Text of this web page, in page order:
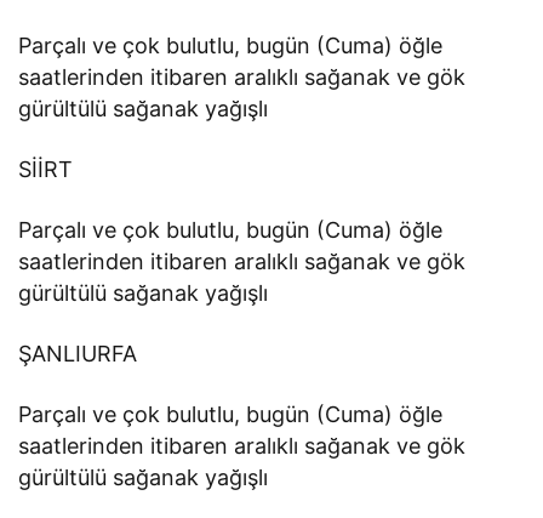
Parçalı ve çok bulutlu, bugün (Cuma) öğle
saatlerinden itibaren aralıklı sağanak ve gök
gürültülü sağanak yağışlı
SİİRT
Parçalı ve çok bulutlu, bugün (Cuma) öğle
saatlerinden itibaren aralıklı sağanak ve gök
gürültülü sağanak yağışlı
ŞANLIURFA
Parçalı ve çok bulutlu, bugün (Cuma) öğle
saatlerinden itibaren aralıklı sağanak ve gök
gürültülü sağanak yağışlı